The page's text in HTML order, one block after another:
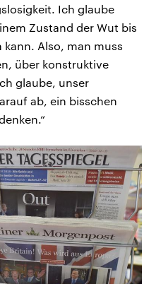
Ich glaube
Zustand der Wut bis
kann. Also, man muss
über konstruktive
glaube, unser
ab, ein bisschen